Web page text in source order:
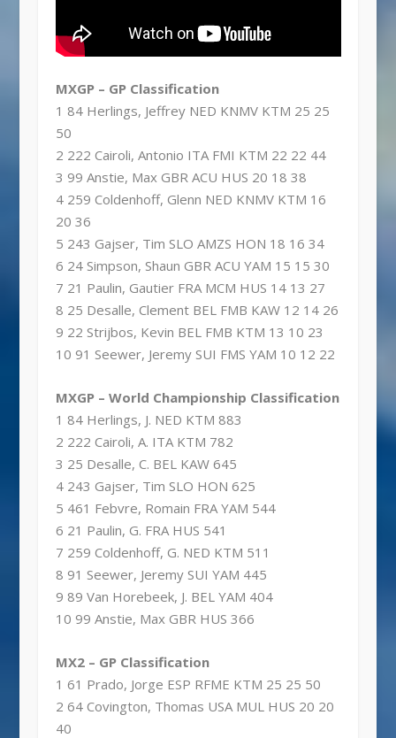
MXGP – GP Classification
1 84 Herlings, Jeffrey NED KNMV KTM 25 25
50
2 222 Cairoli, Antonio ITA FMI KTM 22 22 44
3 99 Anstie, Max GBR ACU HUS 20 18 38
4 259 Coldenhoff, Glenn NED KNMV KTM 16
20 36
5 243 Gajser, Tim SLO AMZS HON 18 16 34
6 24 Simpson, Shaun GBR ACU YAM 15 15 30
7 21 Paulin, Gautier FRA MCM HUS 14 13 27
8 25 Desalle, Clement BEL FMB KAW 12 14 26
9 22 Strijbos, Kevin BEL FMB KTM 13 10 23
10 91 Seewer, Jeremy SUI FMS YAM 10 12 22
MXGP – World Championship Classification
1 84 Herlings, J. NED KTM 883
2 222 Cairoli, A. ITA KTM 782
3 25 Desalle, C. BEL KAW 645
4 243 Gajser, Tim SLO HON 625
5 461 Febvre, Romain FRA YAM 544
6 21 Paulin, G. FRA HUS 541
7 259 Coldenhoff, G. NED KTM 511
8 91 Seewer, Jeremy SUI YAM 445
9 89 Van Horebeek, J. BEL YAM 404
10 99 Anstie, Max GBR HUS 366
MX2 – GP Classification
1 61 Prado, Jorge ESP RFME KTM 25 25 50
2 64 Covington, Thomas USA MUL HUS 20 20
40